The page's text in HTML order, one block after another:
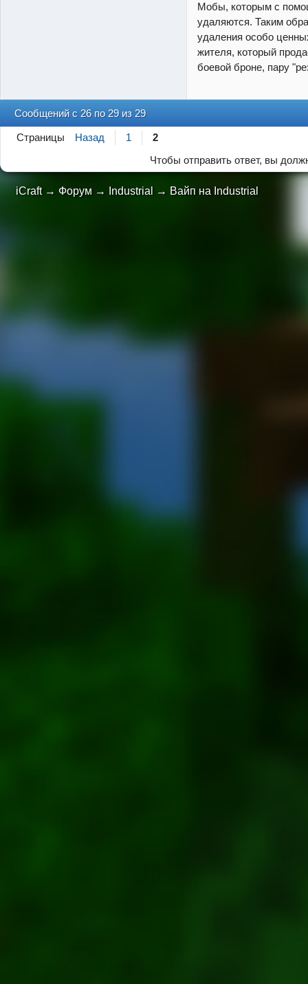
Мобы, которым с
удаляются. Таким
удаления особо
жителя, который
боевой броне, пару
Сообщений с 26 по 29 из 29
Страницы Назад 1
2
Чтобы отправить ответ, вы
iCraft → Форум → Industrial → Вайп на Industrial